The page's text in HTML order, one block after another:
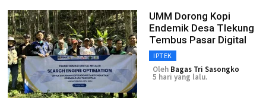
UMM Dorong Kopi
Endemik Desa Tlekung
Tembus Pasar Digital
IPTEK
Oleh Bagas Tri Sasongko
5 hari yang lalu.